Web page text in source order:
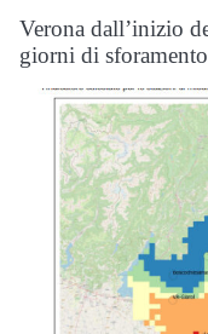
Verona dall’inizio
giorni di